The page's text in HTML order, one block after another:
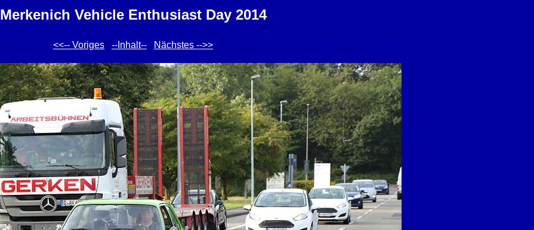
Merkenich Vehicle Enthusiast Day 2014
<<-- Voriges --Inhalt-- Nächstes -->>